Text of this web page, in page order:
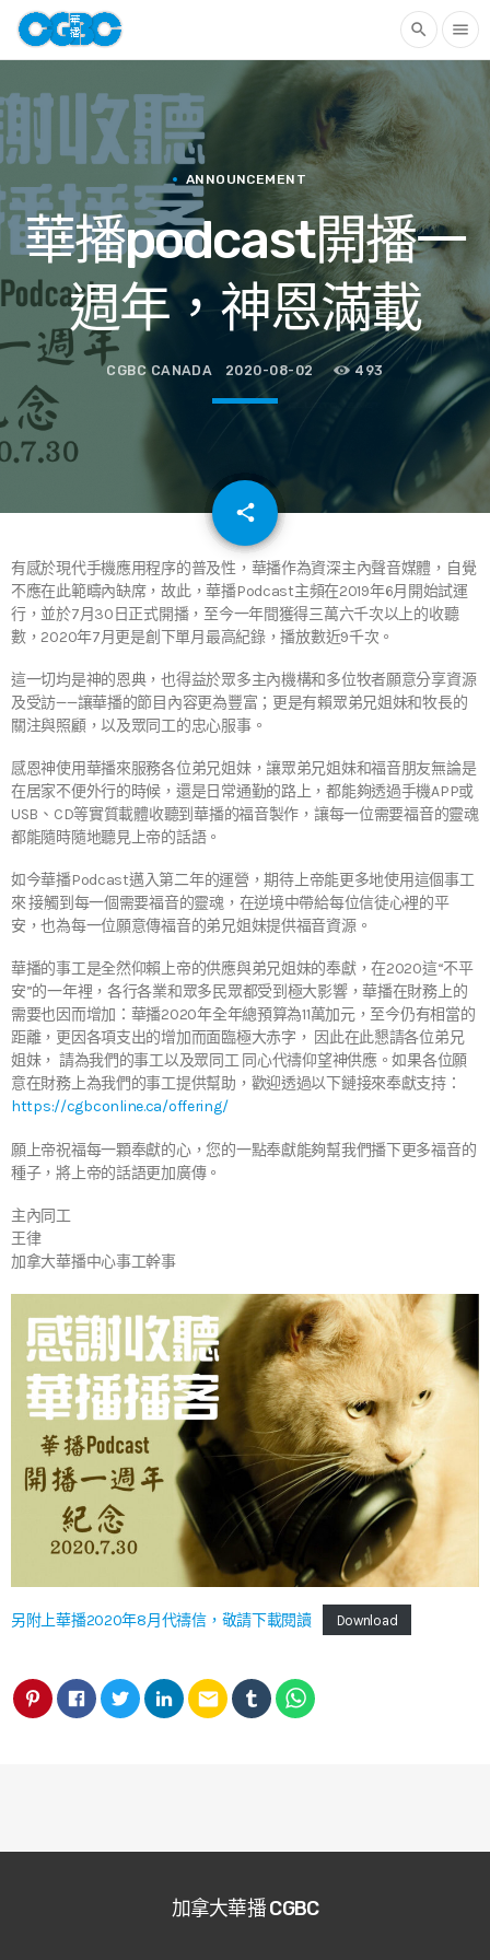
search menu
ANNOUNCEMENT
華播podcast開播一
週年，神恩滿載
CGBC CANADA 2020-08-02 493
share
email
有感於現代手機應用程序的普及性，華播作為資深主內聲音媒體，自覺
不應在此範疇內缺席，故此，華播Podcast主頻在2019年6月開始試運
行，並於7月30日正式開播，至今一年間獲得三萬六千次以上的收聽
數，2020年7月更是創下單月最高紀錄，播放數近9千次。
這一切均是神的恩典，也得益於眾多主內機構和多位牧者願意分享資源
及受訪——讓華播的節目內容更為豐富；更是有賴眾弟兄姐妹和牧長的
關注與照顧，以及眾同工的忠心服事。
感恩神使用華播來服務各位弟兄姐妹，讓眾弟兄姐妹和福音朋友無論是
在居家不便外行的時候，還是日常通勤的路上，都能夠透過手機APP或
USB、CD等實質載體收聽到華播的福音製作，讓每一位需要福音的靈魂
都能隨時隨地聽見上帝的話語。
如今華播Podcast邁入第二年的運營，期待上帝能更多地使用這個事工
來 接觸到每一個需要福音的靈魂，在逆境中帶給每位信徒心裡的平
安，也為每一位願意傳福音的弟兄姐妹提供福音資源。
華播的事工是全然仰賴上帝的供應與弟兄姐妹的奉獻，在2020這“不平
安”的一年裡，各行各業和眾多民眾都受到極大影響，華播在財務上的
需要也因而增加：華播2020年全年總預算為11萬加元，至今仍有相當的
距離，更因各項支出的增加而面臨極大赤字， 因此在此懇請各位弟兄
姐妹， 請為我們的事工以及眾同工 同心代禱仰望神供應。如果各位願
意在財務上為我們的事工提供幫助，歡迎透過以下鏈接來奉獻支持：
https://cgbconline.ca/offering/
願上帝祝福每一顆奉獻的心，您的一點奉獻能夠幫我們播下更多福音的
種子，將上帝的話語更加廣傳。
主內同工
王律
加拿大華播中心事工幹事
另附上華播2020年8月代禱信，敬請下載閱讀 Download
email
加拿大華播 CGBC